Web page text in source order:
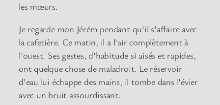
les mœurs.
Je regarde mon Jérém pendant qu’il s’affaire avec
la cafetière. Ce matin, il a l’air complètement à
l’ouest. Ses gestes, d’habitude si aisés et rapides,
ont quelque chose de maladroit. Le réservoir
d’eau lui échappe des mains, il tombe dans l’évier
avec un bruit assourdissant.